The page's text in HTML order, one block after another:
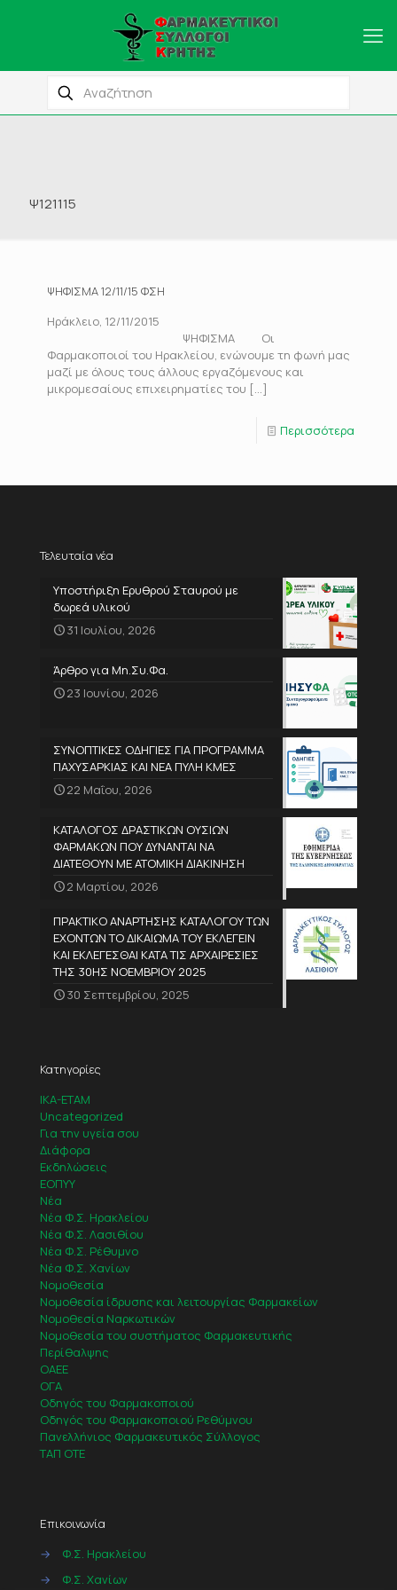
Ψ121115
ΨΗΦΙΣΜΑ 12/11/15 ΦΣΗ
Ηράκλειο, 12/11/2015
ΨΗΦΙΣΜΑ Οι
Φαρμακοποιοί του Ηρακλείου, ενώνουμε τη φωνή μας
μαζί με όλους τους άλλους εργαζόμενους και
μικρομεσαίους επιχειρηματίες του […]
Περισσότερα
Τελευταία νέα
Υποστήριξη Ερυθρού Σταυρού με
δωρεά υλικού
31 Ιουλίου, 2026
Άρθρο για Μη.Συ.Φα.
23 Ιουνίου, 2026
ΣΥΝΟΠΤΙΚΕΣ ΟΔΗΓΙΕΣ ΓΙΑ ΠΡΟΓΡΑΜΜΑ
ΠΑΧΥΣΑΡΚΙΑΣ ΚΑΙ ΝΕΑ ΠΥΛΗ ΚΜΕΣ
22 Μαΐου, 2026
ΚΑΤΑΛΟΓΟΣ ΔΡΑΣΤΙΚΩΝ ΟΥΣΙΩΝ
ΦΑΡΜΑΚΩΝ ΠΟΥ ΔΥΝΑΝΤΑΙ ΝΑ
ΔΙΑΤΕΘΟΥΝ ΜΕ ΑΤΟΜΙΚΗ ΔΙΑΚΙΝΗΣΗ
2 Μαρτίου, 2026
ΠΡΑΚΤΙΚΟ ΑΝΑΡΤΗΣΗΣ ΚΑΤΑΛΟΓΟΥ ΤΩΝ
ΕΧΟΝΤΩΝ ΤΟ ΔΙΚΑΙΩΜΑ ΤΟΥ ΕΚΛΕΓΕΙΝ
ΚΑΙ ΕΚΛΕΓΕΣΘΑΙ ΚΑΤΑ ΤΙΣ ΑΡΧΑΙΡΕΣΙΕΣ
ΤΗΣ 30ΗΣ ΝΟΕΜΒΡΙΟΥ 2025
30 Σεπτεμβρίου, 2025
Κατηγορίες
IKA-ETAM
Uncategorized
Για την υγεία σου
Διάφορα
Εκδηλώσεις
ΕΟΠΥΥ
Νέα
Νέα Φ.Σ. Ηρακλείου
Νέα Φ.Σ. Λασιθίου
Νέα Φ.Σ. Ρέθυμνο
Νέα Φ.Σ. Χανίων
Νομοθεσία
Νομοθεσία ίδρυσης και λειτουργίας Φαρμακείων
Νομοθεσία Ναρκωτικών
Νομοθεσία του συστήματος Φαρμακευτικής
Περίθαλψης
ΟΑΕΕ
ΟΓΑ
Οδηγός του Φαρμακοποιού
Οδηγός του Φαρμακοποιού Ρεθύμνου
Πανελλήνιος Φαρμακευτικός Σύλλογος
ΤΑΠ ΟΤΕ
Επικοινωνία
→
Φ.Σ. Ηρακλείου
→
Φ.Σ. Χανίων